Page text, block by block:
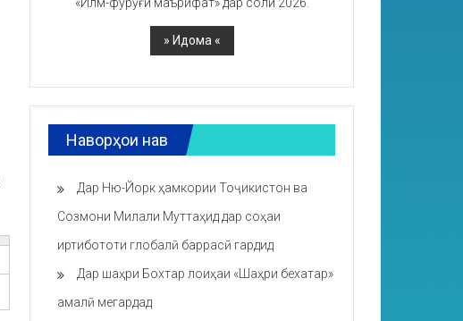
Наворҳои нав
Дар Ню-Йорк ҳамкории Тоҷикистон ва
Созмони Милали Муттаҳид дар соҳаи
иртибототи глобалӣ баррасӣ гардид
Дар шаҳри Бохтар лоиҳаи «Шаҳри бехатар»
амалӣ мегардад